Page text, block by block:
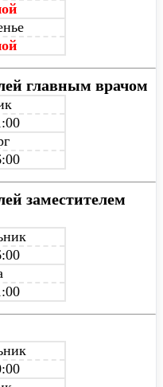
главным врачом
заместителем